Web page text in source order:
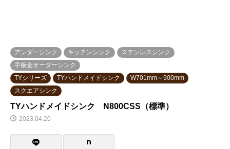
アンダーシンク キッチンシンク
ステンレスシンク
手板金オーダーシンク
TYシリーズ
TYハンドメイドシンク
W701mm～900mm
スクエアシンク
TYハンドメイドシンク N800CSS（標準）
2023.04.20